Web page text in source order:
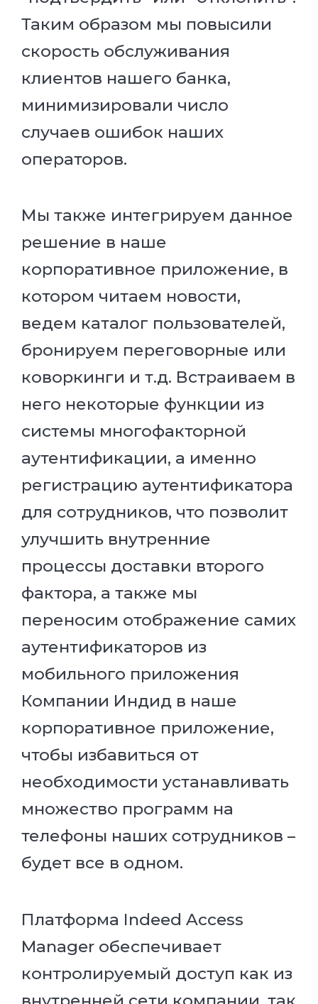
Таким образом мы повысили
скорость обслуживания
клиентов нашего банка,
минимизировали число
случаев ошибок наших
операторов.
Мы также интегрируем данное
решение в наше
корпоративное приложение, в
котором читаем новости,
ведем каталог пользователей,
бронируем переговорные или
коворкинги и т.д. Встраиваем в
него некоторые функции из
системы многофакторной
аутентификации, а именно
регистрацию аутентификатора
для сотрудников, что позволит
улучшить внутренние
процессы доставки второго
фактора, а также мы
переносим отображение самих
аутентификаторов из
мобильного приложения
Компании Индид в наше
корпоративное приложение,
чтобы избавиться от
необходимости устанавливать
множество программ на
телефоны наших сотрудников –
будет все в одном.
Платформа Indeed Access
Manager обеспечивает
контролируемый доступ как из